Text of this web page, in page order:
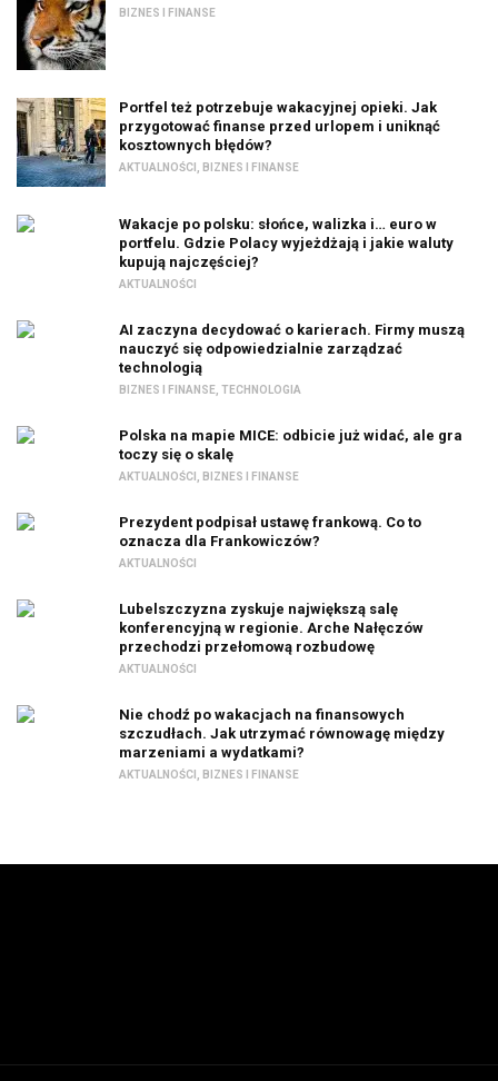
BIZNES I FINANSE
Portfel też potrzebuje wakacyjnej opieki. Jak
przygotować finanse przed urlopem i uniknąć
kosztownych błędów?
AKTUALNOŚCI BIZNES I FINANSE
Wakacje po polsku: słońce, walizka i… euro w
portfelu. Gdzie Polacy wyjeżdżają i jakie waluty
kupują najczęściej?
AKTUALNOŚCI
AI zaczyna decydować o karierach. Firmy muszą
nauczyć się odpowiedzialnie zarządzać
technologią
BIZNES I FINANSE TECHNOLOGIA
Polska na mapie MICE: odbicie już widać, ale gra
toczy się o skalę
AKTUALNOŚCI BIZNES I FINANSE
Prezydent podpisał ustawę frankową. Co to
oznacza dla Frankowiczów?
AKTUALNOŚCI
Lubelszczyzna zyskuje największą salę
konferencyjną w regionie. Arche Nałęczów
przechodzi przełomową rozbudowę
AKTUALNOŚCI
Nie chodź po wakacjach na finansowych
szczudłach. Jak utrzymać równowagę między
marzeniami a wydatkami?
AKTUALNOŚCI BIZNES I FINANSE